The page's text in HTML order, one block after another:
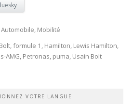
Automobile, Mobilité
Bolt,formule 1 , Hamilton, Lewis Hamilton,
AMG, Petronas, puma, Usain Bolt
VOTRE LANGUE